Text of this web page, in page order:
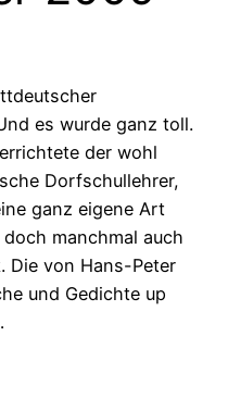
es wurde ganz toll.
der wohl
Dorfschullehrer,
ganz eigene Art
manchmal auch
Die von Hans-Peter
und Gedichte up